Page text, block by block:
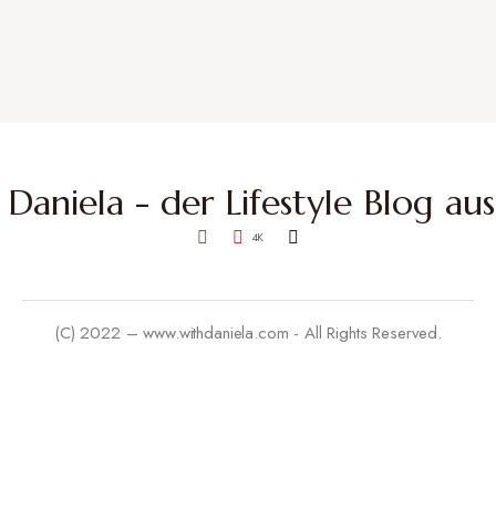
4K
(C) 2022 – www.withdaniela.com - All Rights Reserved.